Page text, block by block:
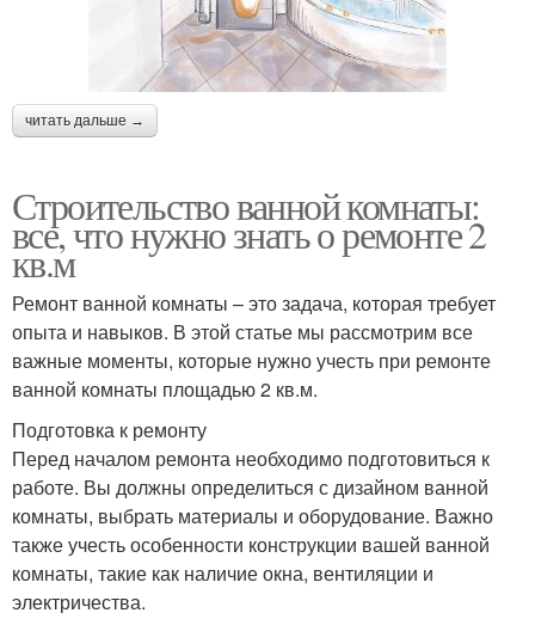
читать дальше →
Строительство ванной комнаты:
все, что нужно знать о ремонте 2
кв.м
Ремонт ванной комнаты – это задача, которая требует
опыта и навыков. В этой статье мы рассмотрим все
важные моменты, которые нужно учесть при ремонте
ванной комнаты площадью 2 кв.м.
Подготовка к ремонту
Перед началом ремонта необходимо подготовиться к
работе. Вы должны определиться с дизайном ванной
комнаты, выбрать материалы и оборудование. Важно
также учесть особенности конструкции вашей ванной
комнаты, такие как наличие окна, вентиляции и
электричества.